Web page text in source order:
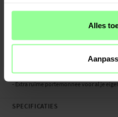
Alles
afneembaar, waardoor je deze
- Hoesje van CaseMe met afneembare
- Extra ruime portemonnee voor al je
SPECIFICATIES